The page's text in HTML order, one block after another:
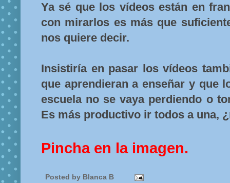
Ya sé que los vídeos están en
con mirarlos es más que
nos quiere decir.
Insistiría en pasar los vídeos
que aprendieran a enseñar y que
escuela no se vaya perdiendo o
Es más productivo ir todos a una,
Pincha en la imagen.
Posted by Blanca B